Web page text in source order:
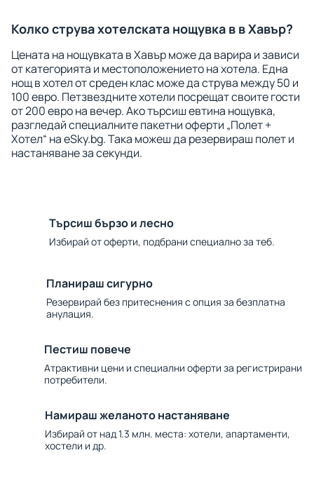
Колко струва хотелската нощувка в в Хавър?
Цената на нощувката в Хавър може да варира и зависи
от категорията и местоположението на хотела. Една
нощ в хотел от среден клас може да струва между 50 и
100 евро. Петзвездните хотели посрещат своите гости
от 200 евро на вечер. Ако търсиш евтина нощувка,
разгледай специалните пакетни оферти „Полет +
Хотел“ на eSky.bg. Така можеш да резервираш полет и
настаняване за секунди.
Търсиш бързо и лесно
Избирай от оферти, подбрани специално за теб.
Планираш сигурно
Резервирай без притеснения с опция за безплатна
анулация.
Пестиш повече
Атрактивни цени и специални оферти за регистрирани
потребители.
Намираш желаното настаняване
Избирай от над 1.3 млн. места: хотели, апартаменти,
хостели и др.